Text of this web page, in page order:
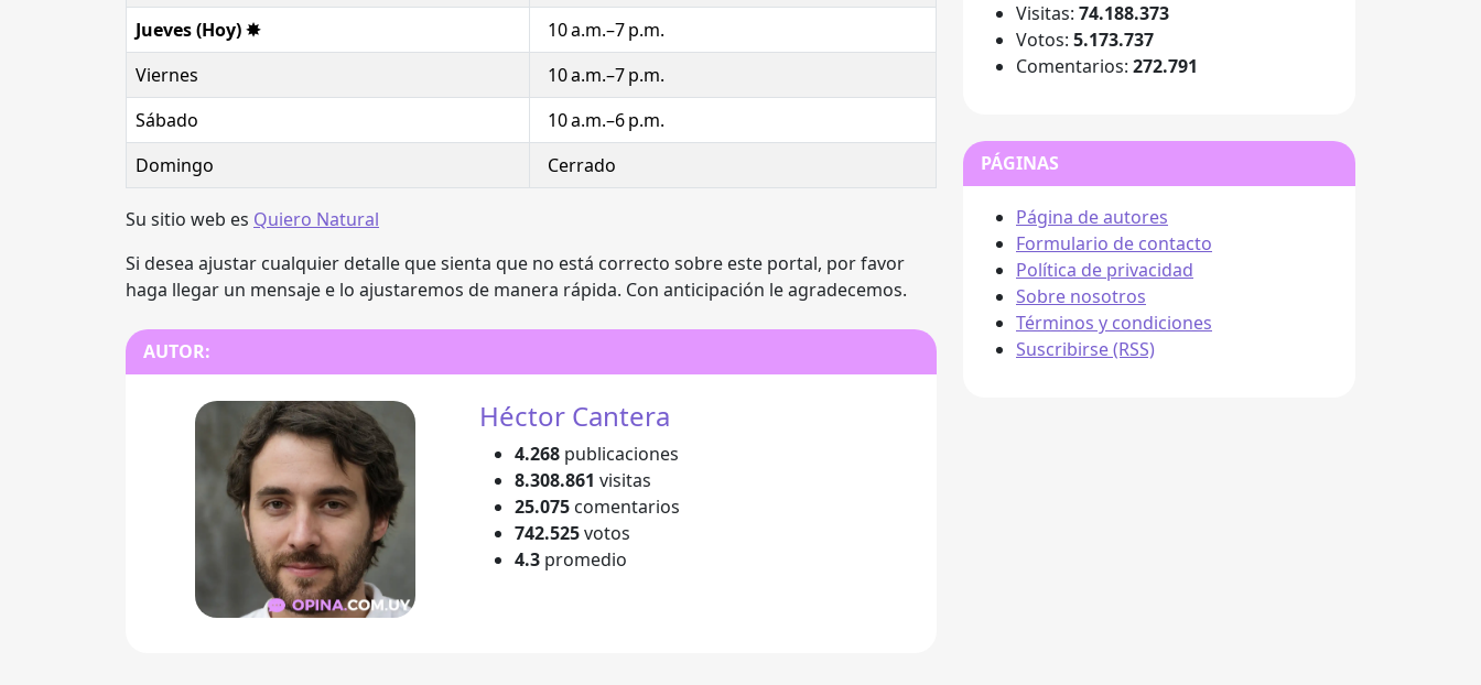
Jueves (Hoy) ✸
10 a.m.–7 p.m.
Viernes
10 a.m.–7 p.m.
Sábado
10 a.m.–6 p.m.
Domingo
Cerrado
Su sitio web es Quiero Natural
Si desea ajustar cualquier detalle que sienta que no está correcto sobre este portal, por favor
haga llegar un mensaje e lo ajustaremos de manera rápida. Con anticipación le agradecemos.
AUTOR:
Héctor Cantera
4.268 publicaciones
8.308.861 visitas
25.075 comentarios
742.525votos
4.3 promedio
Visitas: 74.188.373
Votos: 5.173.737
Comentarios: 272.791
PÁGINAS
Página de autores
Formulario de contacto
Política de privacidad
Sobre nosotros
Términos y condiciones
Suscribirse (RSS)